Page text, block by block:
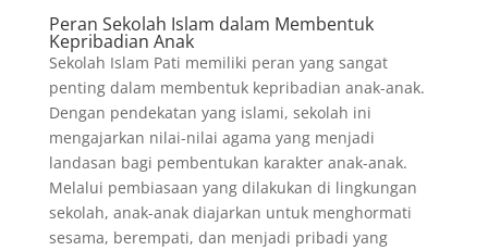
Peran Sekolah Islam dalam Membentuk
Kepribadian Anak
Sekolah Islam Pati memiliki peran yang sangat
penting dalam membentuk kepribadian anak-anak.
Dengan pendekatan yang islami, sekolah ini
mengajarkan nilai-nilai agama yang menjadi
landasan bagi pembentukan karakter anak-anak.
Melalui pembiasaan yang dilakukan di lingkungan
sekolah, anak-anak diajarkan untuk menghormati
sesama, berempati, dan menjadi pribadi yang